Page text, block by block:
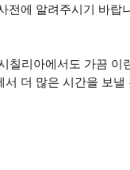
전에 알려주시기 바랍
칠리아에서도 가끔
서 더 많은 시간을 보낼